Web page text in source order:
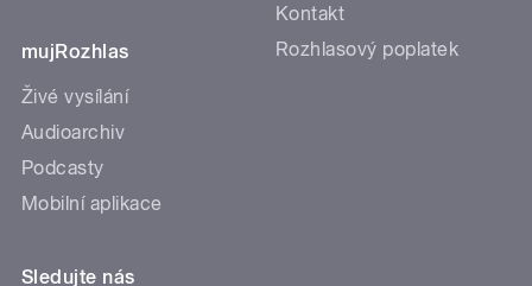
mujRozhlas
Živé vysílání
Audioarchiv
Podcasty
Mobilní aplikace
Kontakt
Rozhlasový poplatek
Sledujte nás